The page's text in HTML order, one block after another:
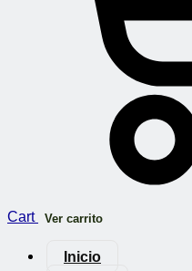
Cart Ver carrito
Inicio